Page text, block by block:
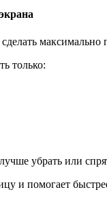
максимально
только:
убрать или
и помогает